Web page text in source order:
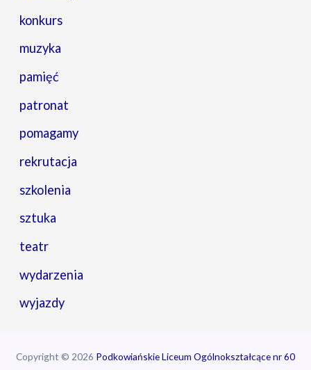
konkurs
muzyka
pamięć
patronat
pomagamy
rekrutacja
szkolenia
sztuka
teatr
wydarzenia
wyjazdy
Copyright © 2026 Podkowiańskie Liceum Ogólnokształcące nr 60